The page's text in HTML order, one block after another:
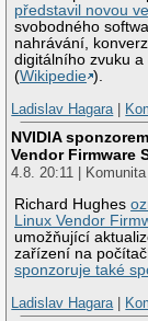
představil novou
svobodného
nahrávání,
digitálního zvuku a
(Wikipedie ).
Ladislav Hagara
NVIDIA
Vendor Firmware
4.8. 20:11 | Komunita
Richard Hughes
Linux Vendor
umožňující
zařízení na
sponzoruje také
Ladislav Hagara |